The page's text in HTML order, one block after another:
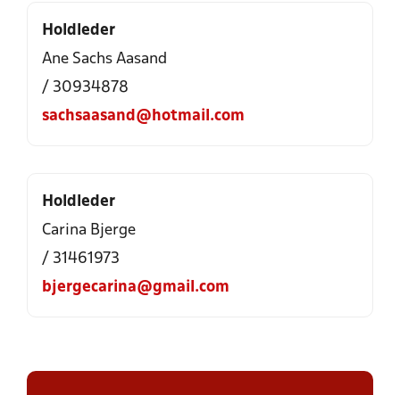
Holdleder
Ane Sachs Aasand
/ 30934878
sachsaasand@hotmail.com
Holdleder
Carina Bjerge
/ 31461973
bjergecarina@gmail.com